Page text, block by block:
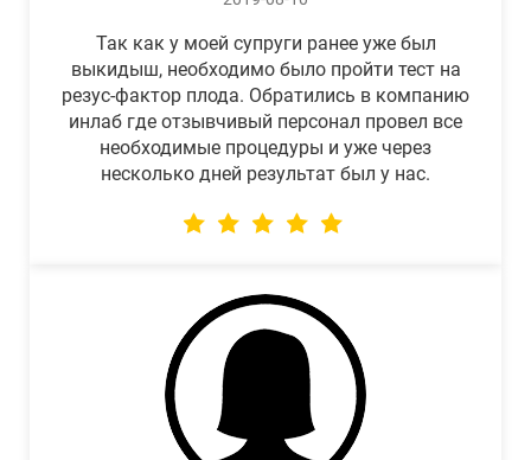
Так как у моей супруги ранее уже был
выкидыш, необходимо было пройти тест на
резус-фактор плода. Обратились в компанию
инлаб где отзывчивый персонал провел все
необходимые процедуры и уже через
несколько дней результат был у нас.